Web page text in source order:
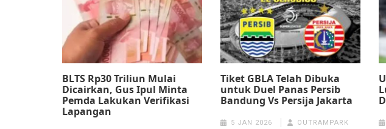
BLTS Rp30 Triliun Mulai
Dicairkan, Gus Ipul Minta
Pemda Lakukan Verifikasi
Lapangan
Tiket GBLA Telah Dibuka
untuk Duel Panas Persib
Bandung Vs Persija Jakarta
5 JAN 2026 OUTRAMPARK